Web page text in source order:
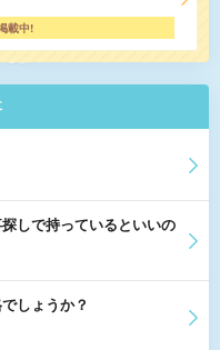
載中!
しで持っているといいの
しょうか？